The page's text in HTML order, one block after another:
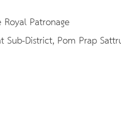
Patronage
District, Pom Prap